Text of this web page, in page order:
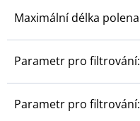
Maximální délka polena
Parametr pro
Parametr pro